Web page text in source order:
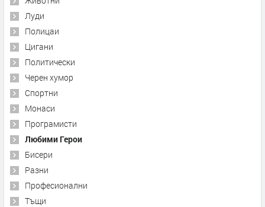
Луди
Полицаи
Цигани
Политически
Черен хумор
Спортни
Монаси
Програмисти
Любими Герои
Бисери
Разни
Професионални
Тъщи